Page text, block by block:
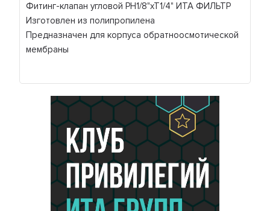
Фитинг-клапан угловой РН1/8"хТ1/4" ИТА ФИЛЬТР
Изготовлен из полипропилена
Предназначен для корпуса обратноосмотической
мембраны